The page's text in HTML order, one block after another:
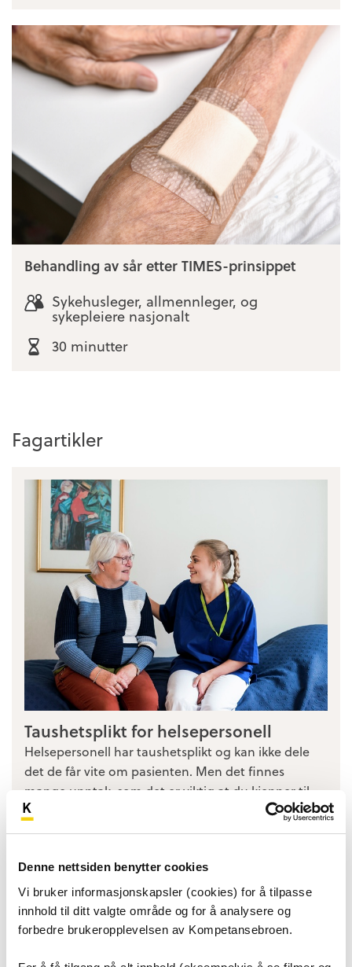
Denne nettsiden benytter cookies
Vi bruker informasjonskapsler (cookies) for å tilpasse
innhold til ditt valgte område og for å analysere og
forbedre brukeropplevelsen av Kompetansebroen.
Behandling av sår etter TIMES-prinsippet
Sykehusleger, allmennleger, og
sykepleiere nasjonalt
30 minutter
Fagartikler
Taushetsplikt for helsepersonell
Helsepersonell har taushetsplikt og kan ikke dele
det de får vite om pasienten. Men det finnes
mange unntak, som det er viktig at du kjenner til.